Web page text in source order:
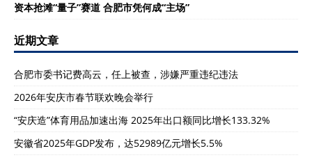
资本抢滩“量子”赛道 合肥市凭何成“主场”
近期文章
合肥市委书记费高云，任上被查，涉嫌严重违纪违法
2026年安庆市春节联欢晚会举行
“安庆造”体育用品加速出海 2025年出口额同比增长133.32%
安徽省2025年GDP发布，达52989亿元增长5.5%